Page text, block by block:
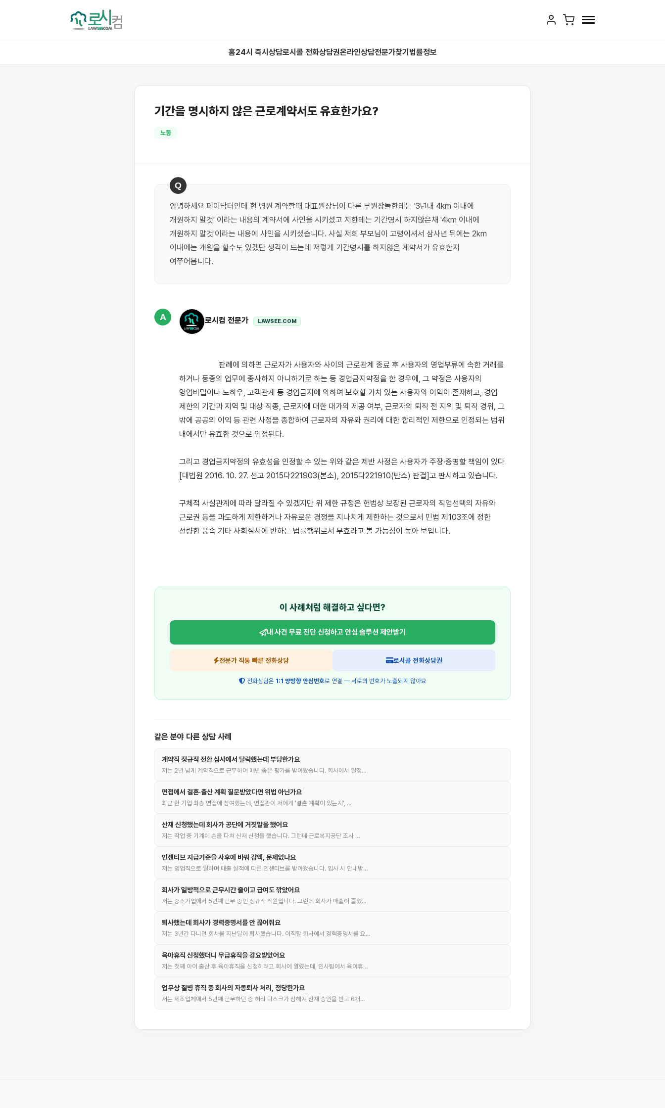
홈24시 즉시상담로시콜 전화상담권온라인상담전문가찾기 법률정보
기간을 명시하지 않은 근로계약서도 유효한가요?
노동
Q
안녕하세요 페이닥터인데 현 병원 계약할때 대표원장님이 다른 부원장들한테는 '3년내 4km 이내에
개원하지 말것' 이라는 내용의 계약서에 사인을 시키셨고 저한테는 기간명시 하지않은채 '4km 이내에
개원하지 말것'이라는 내용에 사인을 시키셨습니다. 사실 저희 부모님이 고령이셔서 삼사년 뒤에는 2km
이내에는 개원을 할수도 있겠단 생각이 드는데 저렇게 기간명시를 하지않은 계약서가 유효한지
여쭈어봅니다.
A 로시컴 전문가 LAWSEE.COM
하거나 동종의 업무에 종사하지 아니하기로 하는 등 경업금지약정을 한 경우에, 그 약정은 사용자의
영업비밀이나 노하우, 고객관계 등 경업금지에 의하여 보호할 가치 있는 사용자의 이익이 존재하고, 경업
제한의 기간과 지역 및 대상 직종, 근로자에 대한 대가의 제공 여부, 근로자의 퇴직 전 지위 및 퇴직 경위, 그
밖에 공공의 이익 등 관련 사정을 종합하여 근로자의 자유와 권리에 대한 합리적인 제한으로 인정되는 범위
내에서만 유효한 것으로 인정된다.
그리고 경업금지약정의 유효성을 인정할 수 있는 위와 같은 제반 사정은 사용자가 주장·증명할 책임이 있다
[대법원 2016. 10. 27. 선고 2015다221903(본소), 2015다221910(반소) 판결]고 판시하고 있습니다.
​구체적 사실관계에 따라 달라질 수 있겠지만 위 제한 규정은 헌법상 보장된 근로자의 직업선택의 자유와
근로권 등을 과도하게 제한하거나 자유로운 경쟁을 지나치게 제한하는 것으로서 민법 제103조에 정한
선량한 풍속 기타 사회질서에 반하는 법률행위로서 무효라고 볼 가능성이 높아 보입니다.
이 사례처럼 해결하고 싶다면?
내 사건 무료 진단 신청하고안심 솔루션 제안받기
전문가 직통 빠른 전화상담 로시콜 전화상담권
전화상담은 1:1 양방향 안심번호로 연결 — 서로의 번호가 노출되지 않아요
같은 분야 다른 상담 사례
계약직 정규직 전환 심사에서 탈락했는데 부당한가요
저는 2년 넘게 계약직으로 근무하며 매년 좋은 평가를 받아왔습니다. 회사에서 일정…
면접에서 결혼·출산 계획 질문받았다면 위법 아닌가요
최근 한 기업 최종 면접에 참여했는데, 면접관이 저에게 '결혼 계획이 있는지', …
산재 신청했는데 회사가 공단에 거짓말을 했어요
저는 작업 중 기계에 손을 다쳐 산재 신청을 했습니다. 그런데 근로복지공단 조사 …
인센티브 지급기준을 사후에 바꿔 감액, 문제없나요
저는 영업직으로 일하며 매출 실적에 따른 인센티브를 받아왔습니다. 입사 시 안내받…
회사가 일방적으로 근무시간 줄이고 급여도 깎았어요
저는 중소기업에서 5년째 근무 중인 정규직 직원입니다. 그런데 회사가 매출이 줄었…
퇴사했는데 회사가 경력증명서를 안 끊어줘요
저는 3년간 다니던 회사를 지난달에 퇴사했습니다. 이직할 회사에서 경력증명서를 요…
육아휴직 신청했더니 무급휴직을 강요받았어요
저는 첫째 아이 출산 후 육아휴직을 신청하려고 회사에 알렸는데, 인사팀에서 육아휴…
업무상 질병 휴직 중 회사의 자동퇴사 처리, 정당한가요
저는 제조업체에서 5년째 근무하던 중 허리 디스크가 심해져 산재 승인을 받고 6개…